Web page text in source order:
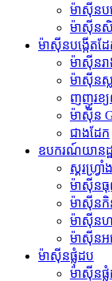
ម៉ាស៊ីនបង្
ម៉ាស៊ីនសិ
ម៉ាស៊ីនបង្កើតដ
ម៉ាស៊ីនរ
ម៉ាស៊ីនស្
ញញួរខ្
ម៉ាស៊ីន
ជាងដែក
ឧបករណ៍យានដ្
ស្គរហ្វ្
ម៉ាស៊ីន
ម៉ាស៊ីនកិ
ម៉ាស៊ីនហ
ម៉ាស៊ីនអ
ម៉ាស៊ីនផ្លុំដប
ម៉ាស៊ីនផ្